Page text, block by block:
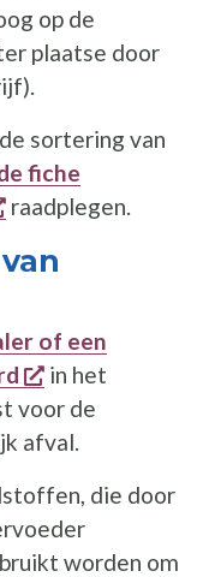
op de
plaatse door
sortering van
fiche
opent een nieuw
raadplegen.
of een
opent een
in het
voor de
afval.
die door
worden om